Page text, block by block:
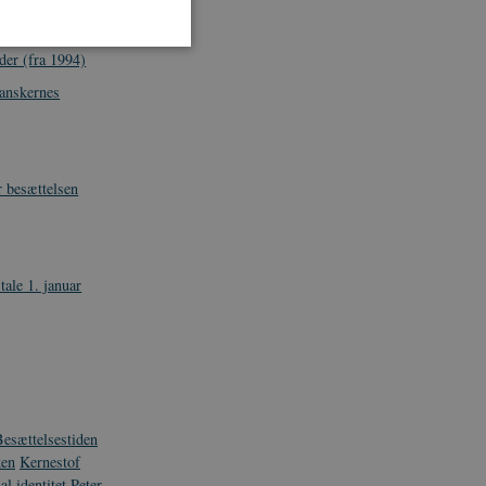
(fra 1994)
besættelsen
1. januar
Kernestof
navigation mm.
og bruges til at
af websteder.
Spotify-plugin.
af websteder skrevet i
brugersession af
til at huske
er nødvendigt, at